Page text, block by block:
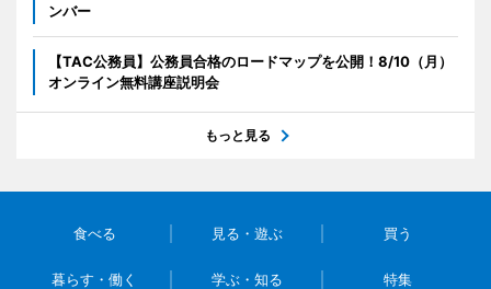
ンバー
【TAC公務員】公務員合格のロードマップを公開！8/10（月）
オンライン無料講座説明会
もっと見る
食べる 見る・遊ぶ 買う
暮らす・働く 学ぶ・知る 特集